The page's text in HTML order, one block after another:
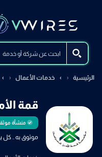
الرئيسية خدمات الأعمال
قمة
منشأة
موثوق به .. كل